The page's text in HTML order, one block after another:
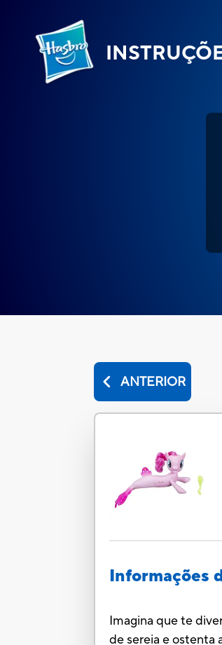
ANTERIOR
Informações
Imagina que te
de sereia e ostenta